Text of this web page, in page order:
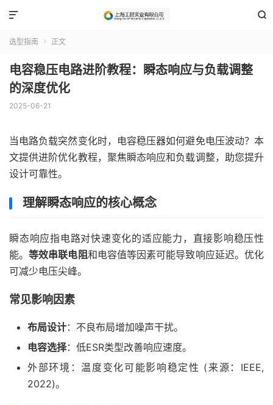


选型指南  正文
电容稳压电路进阶教程：瞬态响应与负载调整
的深度优化
2025-06-21
当电路负载突然变化时，电容稳压器如何避免电压波动？本
文提供进阶优化教程，聚焦瞬态响应和负载调整，助您提升
设计可靠性。
理解瞬态响应的核心概念
瞬态响应指电路对快速变化的适应能力，直接影响稳压性
能。等效串联电阻和电容值等因素可能导致响应延迟。优化
可减少电压尖峰。
常见影响因素
布局设计：不良布局增加噪声干扰。
电容选择：低ESR类型改善响应速度。
外部环境：温度变化可能影响稳定性 (来源：IEEE,
2022)。